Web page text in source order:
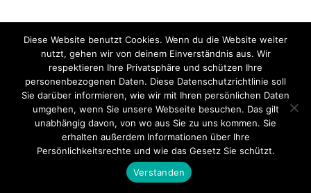
Startseite Einsätze Mitglied werden Über uns
Bilder
Kontakt
Theme by
Think Up Themes Ltd . Powered by
Diese Website benutzt Cookies. Wenn du die Website weiter
nutzt, gehen wir von deinem Einverständnis aus. Wir
respektieren Ihre Privatsphäre und schützen Ihre
personenbezogenen Daten. Diese Datenschutzrichtlinie soll
Sie darüber informieren, wie wir mit Ihren persönlichen Daten
umgehen, wenn Sie unsere Webseite besuchen. Das gilt
unabhängig davon, von wo aus Sie zu uns kommen. Sie
erhalten außerdem Informationen über Ihre
Persönlichkeitsrechte und wie das Gesetz Sie schützt.
Verstanden